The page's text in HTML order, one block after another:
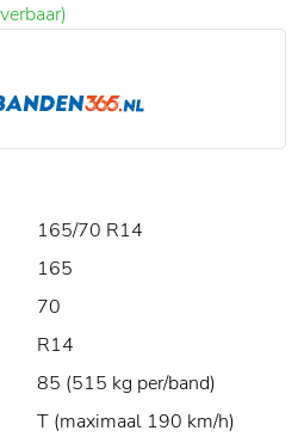
165/70 R14
165
70
R14
85 (515 kg per/band)
T (maximaal 190 km/h)